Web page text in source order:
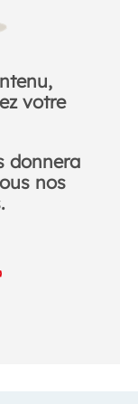
votre
donnera
nos